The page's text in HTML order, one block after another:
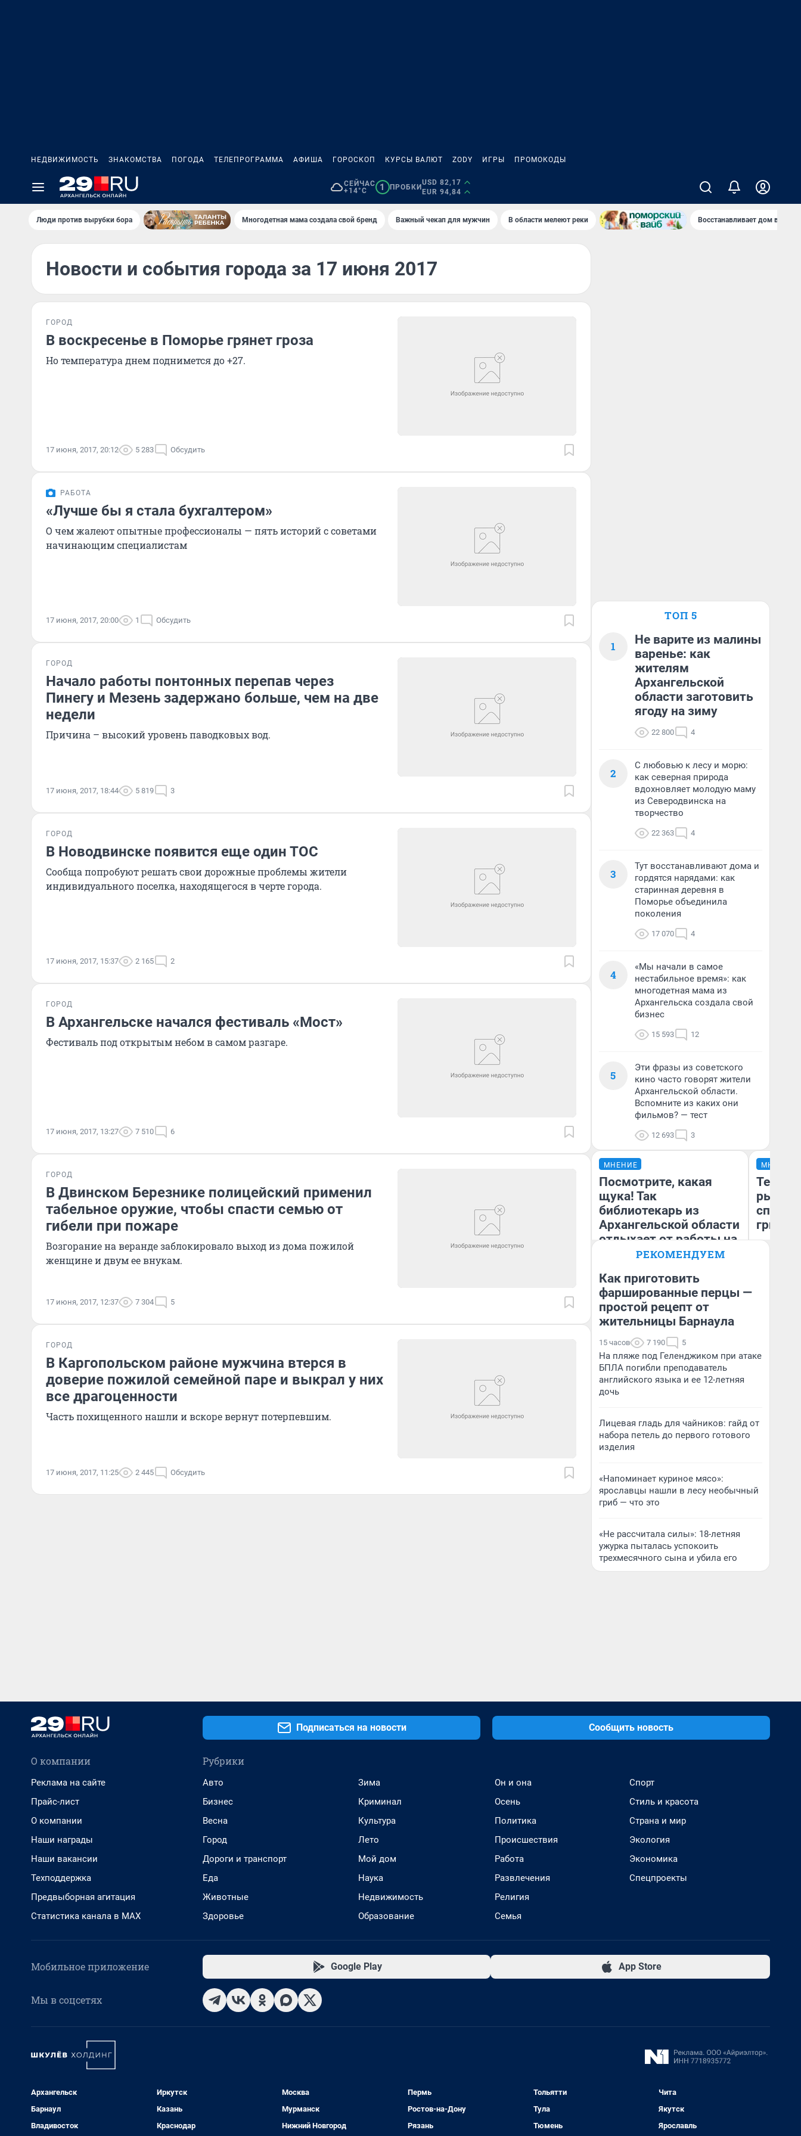
НЕДВИЖИМОСТЬ ЗНАКОМСТВА ПОГОДА ТЕЛЕПРОГРАММА АФИША ГОРОСКОП КУРСЫ ВАЛЮТ ZODY ИГРЫ ПРОМОКОДЫ
СЕЙЧАС
+14°C
1 ПРОБКИ
USD 82,17
EUR 94,84
Люди против вырубки бора Многодетная мама создала свой бренд Важный чекап для мужчин В области мелеют реки Восстанавливает дом в
Новости и события города за 17 июня 2017
ГОРОД
В воскресенье в Поморье грянет гроза
Но температура днем поднимется до +27.
17 июня, 2017, 20:12 5 283 Обсудить
РАБОТА
«Лучше бы я стала бухгалтером»
О чем жалеют опытные профессионалы — пять историй с советами
начинающим специалистам
17 июня, 2017, 20:00 1 Обсудить
ГОРОД
Начало работы понтонных перепав через
Пинегу и Мезень задержано больше, чем на две
недели
Причина – высокий уровень паводковых вод.
17 июня, 2017, 18:44 5 819 3
ГОРОД
В Новодвинске появится еще один ТОС
Сообща попробуют решать свои дорожные проблемы жители
индивидуального поселка, находящегося в черте города.
17 июня, 2017, 15:37 2 165 2
ГОРОД
В Архангельске начался фестиваль «Мост»
Фестиваль под открытым небом в самом разгаре.
17 июня, 2017, 13:27 7 510 6
ГОРОД
В Двинском Березнике полицейский применил
табельное оружие, чтобы спасти семью от
гибели при пожаре
Возгорание на веранде заблокировало выход из дома пожилой
женщине и двум ее внукам.
17 июня, 2017, 12:37 7 304 5
ГОРОД
В Каргопольском районе мужчина втерся в
доверие пожилой семейной паре и выкрал у них
все драгоценности
Часть похищенного нашли и вскоре вернут потерпевшим.
17 июня, 2017, 11:25 2 445 Обсудить
ТОП 5
1
Не варите из малины
варенье: как
жителям
Архангельской
области заготовить
ягоду на зиму
22 800 4
2
С любовью к лесу и морю:
как северная природа
вдохновляет молодую маму
из Северодвинска на
творчество
22 363 4
3
Тут восстанавливают дома и
гордятся нарядами: как
старинная деревня в
Поморье объединила
поколения
17 070 4
4
«Мы начали в самое
нестабильное время»: как
многодетная мама из
Архангельска создала свой
бизнес
15 593 12
5
Эти фразы из советского
кино часто говорят жители
Архангельской области.
Вспомните из каких они
фильмов? — тест
12 693 3
МНЕНИЕ
Посмотрите, какая
щука! Так
библиотекарь из
Архангельской области
отдыхает от работы на
рыбалке
Ирина Лысцева
жительница Архангельской
области
МНЕНИЕ
способ
РЕКОМЕНДУЕМ
Как приготовить
фаршированные перцы —
простой рецепт от
жительницы Барнаула
15 часов 7 190 5
На пляже под Геленджиком при атаке
БПЛА погибли преподаватель
английского языка и ее 12-летняя
дочь
Лицевая гладь для чайников: гайд от
набора петель до первого готового
изделия
«Напоминает куриное мясо»:
ярославцы нашли в лесу необычный
гриб — что это
«Не рассчитала силы»: 18-летняя
ужурка пыталась успокоить
трехмесячного сына и убила его
Подписаться на новости Сообщить новость
О компании
Реклама на сайте
Прайс-лист
О компании
Наши награды
Наши вакансии
Техподдержка
Предвыборная агитация
Статистика канала в MAX
Рубрики
Авто
Бизнес
Весна
Город
Дороги и транспорт
Еда
Животные
Здоровье
Зима
Криминал
Культура
Лето
Мой дом
Наука
Недвижимость
Образование
Он и она
Осень
Политика
Происшествия
Работа
Развлечения
Религия
Семья
Спорт
Стиль и красота
Страна и мир
Экология
Экономика
Спецпроекты
Мобильное приложение Google Play App Store
Мы в соцсетях
Архангельск
Барнаул
Владивосток
Иркутск
Казань
Краснодар
Москва
Мурманск
Нижний Новгород
Пермь
Ростов-на-Дону
Рязань
Тольятти
Тула
Тюмень
Чита
Якутск
Ярославль